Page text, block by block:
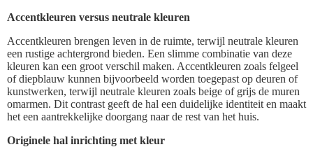
Accentkleuren versus neutrale kleuren
Accentkleuren brengen leven in de ruimte, terwijl neutrale kleuren
een rustige achtergrond bieden. Een slimme combinatie van deze
kleuren kan een groot verschil maken. Accentkleuren zoals felgeel
of diepblauw kunnen bijvoorbeeld worden toegepast op deuren of
kunstwerken, terwijl neutrale kleuren zoals beige of grijs de muren
omarmen. Dit contrast geeft de hal een duidelijke identiteit en maakt
het een aantrekkelijke doorgang naar de rest van het huis.
Originele hal inrichting met kleur